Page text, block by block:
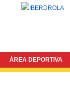
ÁREA DEPORTIVA